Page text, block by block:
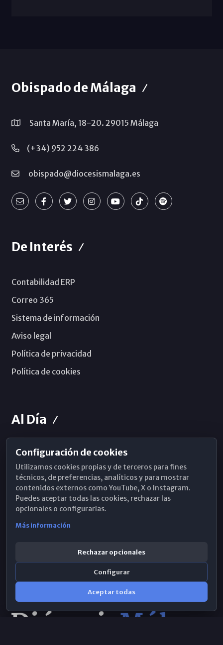
Obispado de Málaga
Santa María, 18-20. 29015 Málaga
(+34) 952 224 386
obispado@diocesismalaga.es
De Interés
Contabilidad ERP
Correo 365
Sistema de información
Aviso legal
Política de privacidad
Política de cookies
Al Día
Horarios de Misa
Hemeroteca
WhatsApp
Configuración de cookies
Utilizamos cookies propias y de terceros para fines
técnicos, de preferencias, analíticos y para mostrar
contenidos externos como YouTube, X o Instagram.
Puedes aceptar todas las cookies, rechazar las
opcionales o configurarlas.
Más información
Rechazar opcionales
Configurar
Aceptar todas